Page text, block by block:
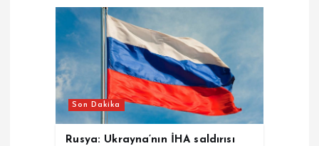
Son Dakika
Rusya: Ukrayna’nın İHA saldırısı